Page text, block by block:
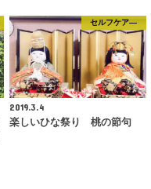
セルフケア―
2019.3.4
楽しいひな祭り 桃の節句